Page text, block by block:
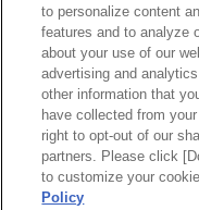
森永製菓
サイトマップ RSSの
ウェブアクセシ
to personalize content
features and to analyze
about your use of our
advertising and
other information that
have collected from
right to opt-out of our
partners. Please click
to customize your
Policy